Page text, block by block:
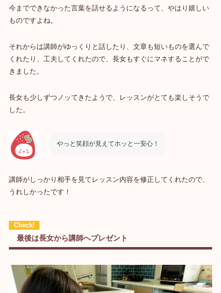
今までできなかった言葉を話せるようになるって、やはり嬉しい
ものですよね。
それからは講師がゆっくりと話したり、文章も短いものを選んで
くれたり、工夫してくれたので、長女もすぐにマネすることがで
きました。
長女も少しずつノッてきたようで、レッスンがとても楽しそうで
した。
やっと笑顔が見えてホッと一安心！
講師がしっかり相手を見てレッスン内容を修正してくれたので、
うれしかったです！
最後は長女から講師へプレゼント